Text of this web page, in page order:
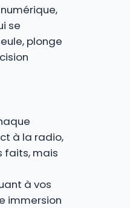
se
plonge
à la radio,
faits, mais
à vos
immersion